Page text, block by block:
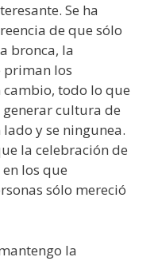
Se ha
de que sólo
bronca, la
priman los
cambio, todo lo que
cultura de
y se ningunea.
la celebración de
los que
sólo mereció
la